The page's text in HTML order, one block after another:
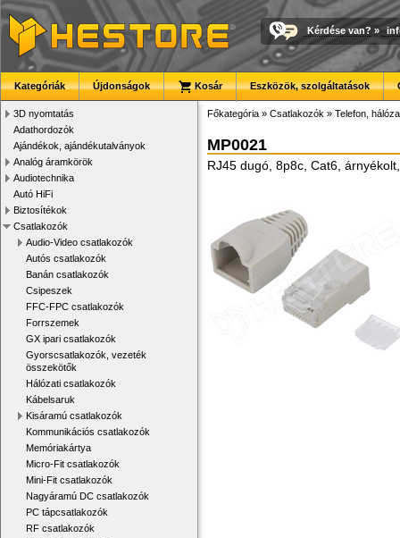
Kérdése van? »
Kategóriák Újdonságok Kosár Eszközök, szolgáltatások
3D nyomtatás
Adathordozók
Ajándékok, ajándékutalványok
Analóg áramkörök
Audiotechnika
Autó HiFi
Biztosítékok
Csatlakozók
Audio-Video csatlakozók
Autós csatlakozók
Banán csatlakozók
Csipeszek
FFC-FPC csatlakozók
Forrszemek
GX ipari csatlakozók
Gyorscsatlakozók, vezeték
összekötők
Hálózati csatlakozók
Kábelsaruk
Kisáramú csatlakozók
Kommunikációs csatlakozók
Memóriakártya
Micro-Fit csatlakozók
Mini-Fit csatlakozók
Nagyáramú DC csatlakozók
PC tápcsatlakozók
RF csatlakozók
Főkategória » Csatlakozók » Telefon,
MP0021
RJ45 dugó, 8p8c, Cat6,